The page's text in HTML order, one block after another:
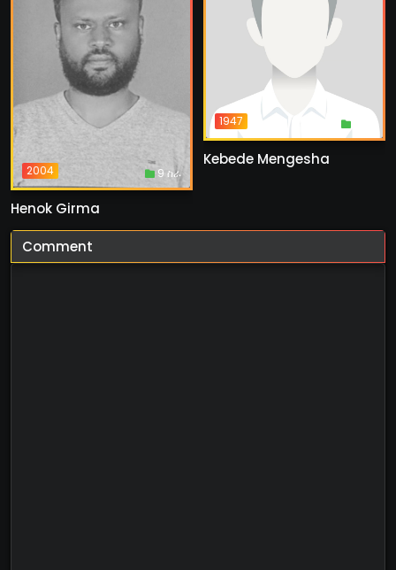
2004 9 ስራ
Henok Girma
1947
Kebede Mengesha
Comment